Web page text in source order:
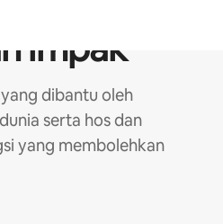
impak
dibantu oleh
serta hos dan
yang membolehkan